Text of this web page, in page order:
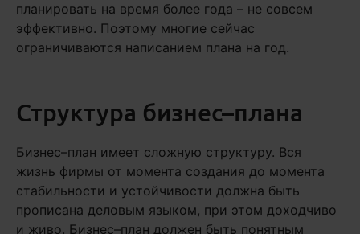
планировать на время более года – не совсем
эффективно. Поэтому многие сейчас
ограничиваются написанием плана на год.
Структура бизнес–плана
Бизнес–план имеет сложную структуру. Вся
жизнь фирмы от момента создания до момента
стабильности и устойчивости должна быть
прописана деловым языком, при этом доходчиво
и живо. Бизнес–план должен быть понятным